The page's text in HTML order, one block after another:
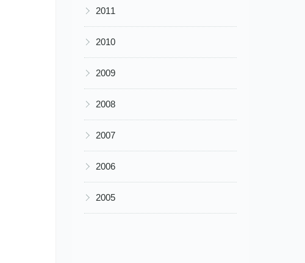
▶ 2011
▶ 2010
▶ 2009
▶ 2008
▶ 2007
▶ 2006
▶ 2005